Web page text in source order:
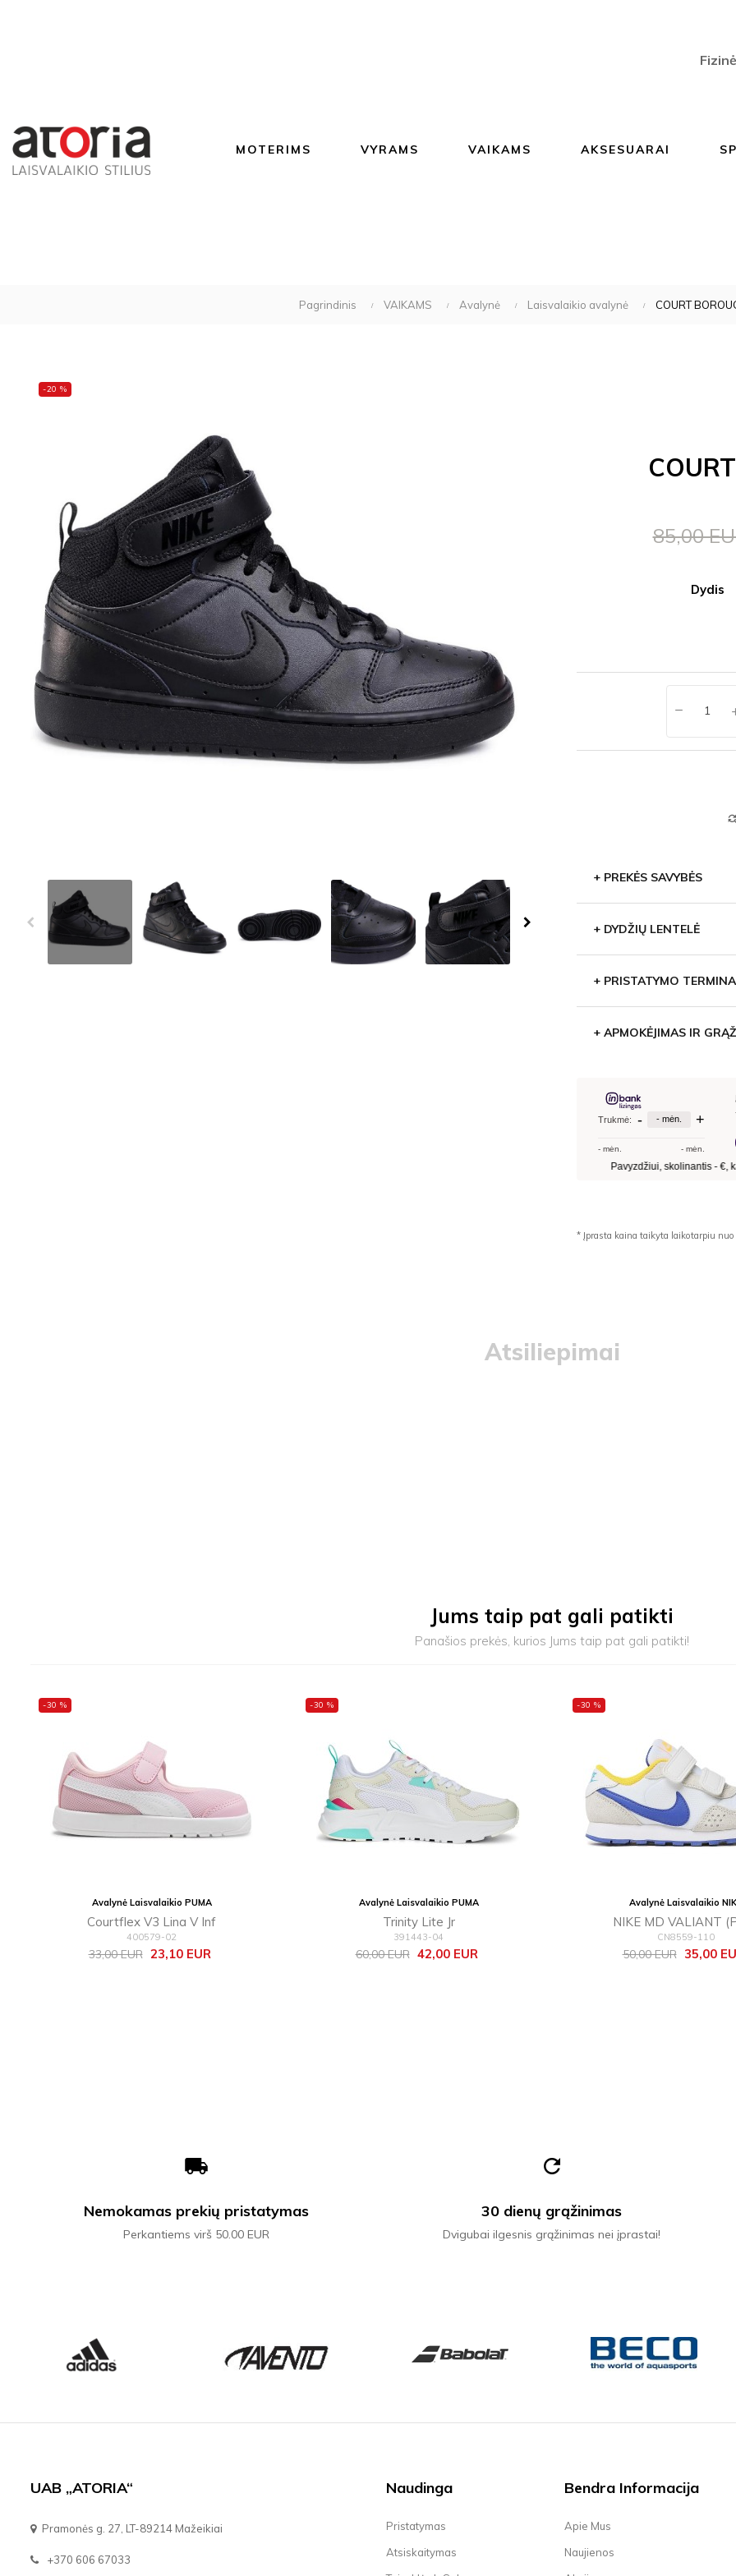
MOTERIMS VYRAMS VAIKAMS AKSESUARAI
Pagrindinis VAIKAMS Avalynė Laisvalaikio avalynė COURT
-20 %
85,00
Dydis
+ PREKĖS SAVYBĖS
+ DYDŽIŲ LENTELĖ
+ PRISTATYMO
+ APMOKĖJIMAS IR
* Įprasta kaina taikyta laikotarpiu
Atsiliepimai
Jums taip pat gali patikti
Panašios prekės, kurios Jums taip pat gali patikti!
-30 %
Avalynė Laisvalaikio PUMA
Courtflex V3 Lina V Inf
400579-02
Bazinė
33,00 EUR Kaina
23,10 EUR
-30 %
Avalynė Laisvalaikio PUMA
Trinity Lite Jr
391443-04
Bazinė
60,00 EUR Kaina
42,00 EUR
-30 %
Avalynė Laisvalaikio
NIKE MD VALIANT
CN8559-110
Bazinė
50,00 EUR Kaina
35,00
local_shipping
Nemokamas prekių pristatymas
Perkantiems virš 50.00 EUR
refresh
30 dienų grąžinimas
Dvigubai ilgesnis grąžinimas nei įprastai!
UAB „ATORIA“
Pramonės g. 27, LT-89214 Mažeikiai
+370 606 67033
Naudinga
Pristatymas
Atsiskaitymas
Bendra Informacija
Apie Mus
Naujienos